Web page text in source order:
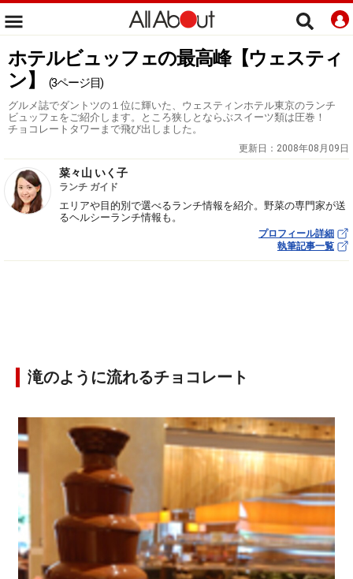
ホテルビュッフェの最高峰【ウェスティ
ン】
(3ページ目)
グルメ誌でダントツの１位に輝いた、ウェスティンホテル東京のランチ
ビュッフェをご紹介します。ところ狭しとならぶスイーツ類は圧巻！
チョコレートタワーまで飛び出しました。
更新日： 2008年08月09日
菜々山 いく子
ランチ ガイド
エリアや目的別で選べるランチ情報を紹介。野菜の専門家が送
るヘルシーランチ情報も。
プロフィール詳細
執筆記事一覧
滝のように流れるチョコレート